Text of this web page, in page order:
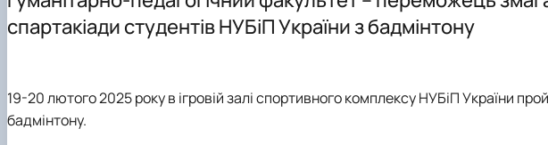
Матеріально-технічна база
Скринька довіри
Договори про співпрацю
Профорієнтаційна робота
Як стати студентом?
Робочі програми дисциплін
Вибіркові дисципліни
Атестаційний екзамен
Опитування студентів, викладачів та стейкхолдерів
Наукові послуги
Науковий гурток "Інноваційні підходи досліджень у сфері фізичної культури і
спартакіади студентів НУБіП України з бадмінтону
19-20 лютого 2025 року в ігровій залі спортивного комплексу НУБіП України
бадмінтону.